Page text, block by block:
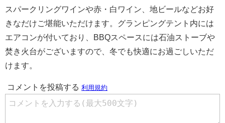
スパークリングワインや赤・白ワイン、地ビールなどお好
きなだけご堪能いただけます。グランピングテント内には
エアコンが付いており、BBQスペースには石油ストーブや
焚き火台がございますので、冬でも快適にお過ごしいただ
けます。